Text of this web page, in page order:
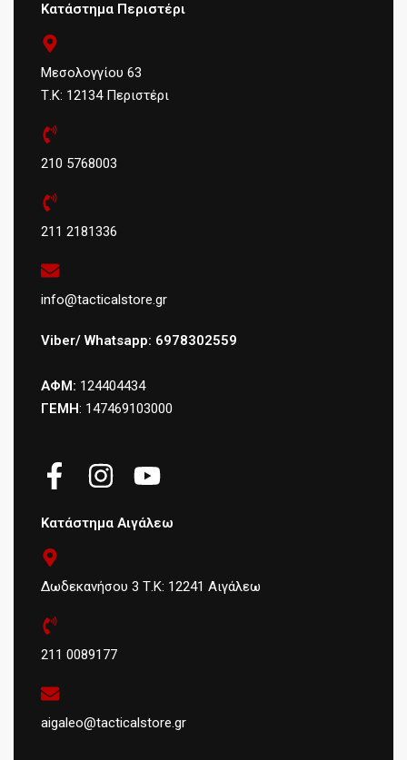
Κατάστημα Περιστέρι
Μεσολογγίου 63
Τ.Κ: 12134 Περιστέρι
210 5768003
211 2181336
info@tacticalstore.gr
Viber/ Whatsapp: 6978302559
ΑΦΜ: 124404434
ΓΕΜΗ: 147469103000
Κατάστημα Αιγάλεω
Δωδεκανήσου 3 Τ.Κ: 12241 Αιγάλεω
211 0089177
aigaleo@tacticalstore.gr